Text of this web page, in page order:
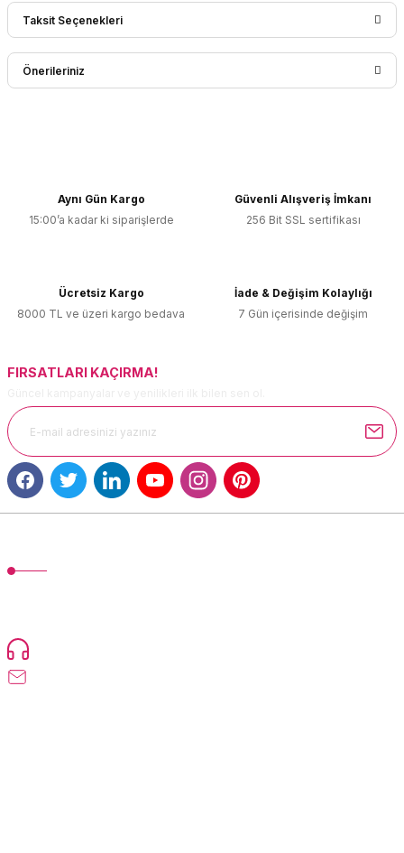
Bu ürüne ilk yorumu siz yapın!
Taksit Seçenekleri
Önerileriniz
Ürün resmi kalitesiz, bozuk veya görüntülenemiyor.
Ürün fiyatı diğer sitelerden daha pahalı.
Bu ürüne benzer farklı alternatifler olmalı.
Aynı Gün Kargo
15:00’a kadar ki siparişlerde
Güvenli Alışveriş İmkanı
256 Bit SSL sertifikası
Ücretsiz Kargo
8000 TL ve üzeri kargo bedava
İade & Değişim Kolaylığı
7 Gün içerisinde değişim
FIRSATLARI KAÇIRMA!